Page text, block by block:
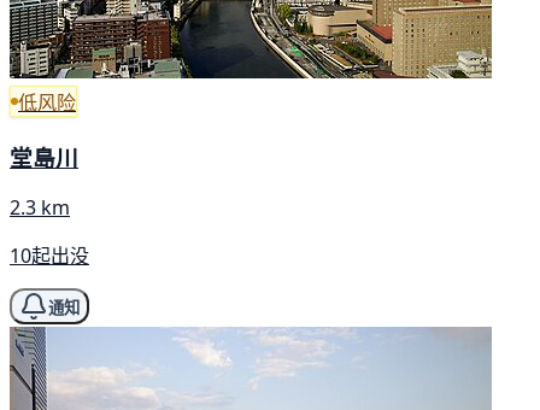
低风险
堂島川
2.3 km
10起出没
通知